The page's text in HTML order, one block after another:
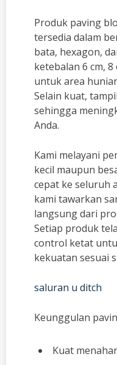
Produk paving
tersedia dalam
bata, hexagon,
ketebalan 6 cm, 8
untuk area
Selain kuat,
sehingga
Anda.
Kami melayani
kecil maupun
cepat ke seluruh
kami tawarkan
langsung dari
Setiap produk
control ketat
kekuatan sesuai
saluran u ditch
Keunggulan
Kuat